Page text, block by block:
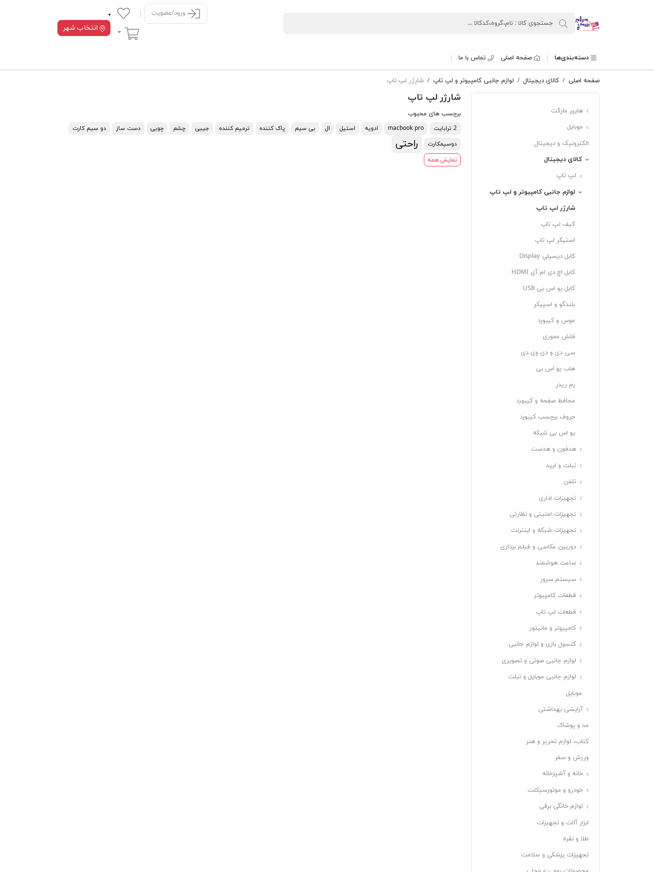
حراج بزرگ
ورود/عضویت
سبد خرید انتخاب شهر
دسته‌بندی‌ها صفحه اصلی تماس با ما
صفحه اصلی کالای دیجیتال لوازم جانبی کامپیوتر و لپ تاپ شارژر لپ تاپ
هایپر مارکت
موبایل
الکترونیک و دیجیتال
کالای دیجیتال
لپ تاپ
لوازم جانبی کامپیوتر و لپ تاپ
شارژر لپ تاپ
کیف لپ تاپ
استیکر لپ تاپ
کابل دیسپلی Display
کابل اچ دی ام آی HDMI
کابل یو اس بی USB
بلندگو و اسپیکر
موس و کیبورد
فلش مموری
سی دی و دی وی دی
هاب یو اس بی
رم ریدر
محافظ صفحه و کیبورد
حروف برچسب کیبورد
یو اس بی شبکه
هدفون و هدست
تبلت و ایپد
تلفن
تجهیزات اداری
تجهیزات امنیتی و نظارتی
تجهیزات شبکه و اینترنت
دوربین عکاسی و فیلم برداری
ساعت هوشمند
سیستم سرور
قطعات کامپیوتر
قطعات لپ تاپ
کامپیوتر و مانیتور
کنسول بازی و لوازم جانبی
لوازم جانبی صوتی و تصویری
لوازم جانبی موبایل و تبلت
موبایل
آرایشی بهداشتی
مد و پوشاک
کتاب، لوازم تحریر و هنر
ورزش و سفر
خانه و آشپزخانه
خودرو و موتورسیکلت
لوازم خانگی برقی
ابزار آلات و تجهیزات
طلا و نقره
تجهیزات پزشکی و سلامت
شارژر لپ تاپ
برچسب های محبوب
2 ترابایت macbook pro ادویه استیل ال بی سیم پاک کننده ترمیم کننده جیبی چشم چوبی دست ساز
دو سیم کارت
دوسیمکارت
راحتی
نمایش همه